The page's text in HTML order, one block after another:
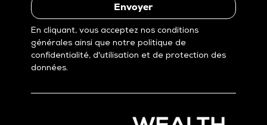
Envoyer
En cliquant, vous acceptez nos conditions
générales ainsi que notre politique de
confidentialité, d'utilisation et de protection des
données.